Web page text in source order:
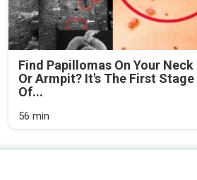
Find Papillomas On Your Neck
Or Armpit? It's The First Stage
Of...
56 min